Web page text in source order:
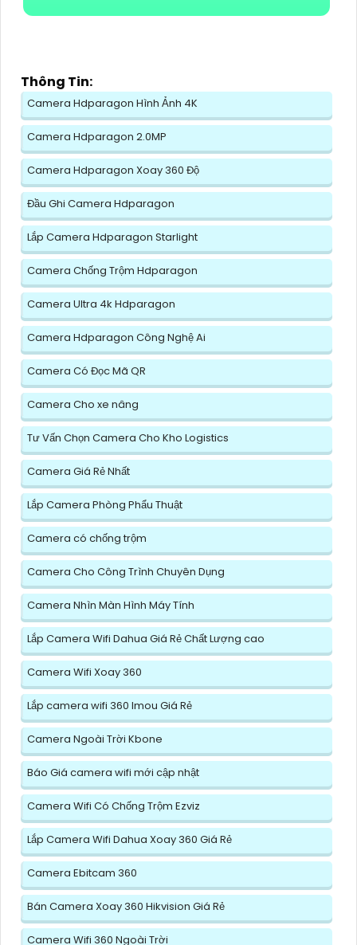
Thông Tin:
Camera Hdparagon Hình Ảnh 4K
Camera Hdparagon 2.0MP
Camera Hdparagon Xoay 360 Độ
Đầu Ghi Camera Hdparagon
Lắp Camera Hdparagon Starlight
Camera Chống Trộm Hdparagon
Camera Ultra 4k Hdparagon
Camera Hdparagon Công Nghệ Ai
Camera Có Đọc Mã QR
Camera Cho xe nâng
Tư Vấn Chọn Camera Cho Kho Logistics
Camera Giá Rẻ Nhất
Lắp Camera Phòng Phẩu Thuật
Camera có chống trộm
Camera Cho Công Trình Chuyên Dụng
Camera Nhìn Màn Hình Máy Tính
Lắp Camera Wifi Dahua Giá Rẻ Chất Lượng cao
Camera Wifi Xoay 360
Lắp camera wifi 360 Imou Giá Rẻ
Camera Ngoài Trời Kbone
Báo Giá camera wifi mới cập nhật
Camera Wifi Có Chống Trộm Ezviz
Lắp Camera Wifi Dahua Xoay 360 Giá Rẻ
Camera Ebitcam 360
Bán Camera Xoay 360 Hikvision Giá Rẻ
Camera Wifi 360 Ngoài Trời